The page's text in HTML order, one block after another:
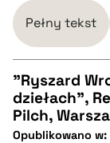
Pełny tekst
CZYSTY
"Ryszard
dziełach",
Pilch,
Opublikowano w: